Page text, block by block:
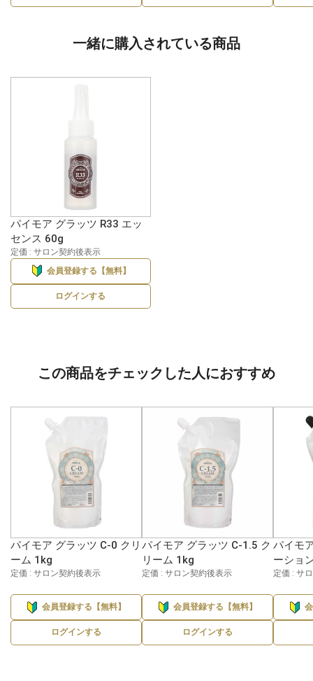
一緒に購入されている商品
パイモア グラッツ R33 エッ
センス 60g
定価 : サロン契約後表示
会員登録する【無料】
ログインする
この商品をチェックした人におすすめ
パイモア グラッツ C-0 クリ
ーム 1kg
定価 : サロン契約後表示
会員登録する【無料】
ログインする
パイモア グラッツ C-1.5 ク
リーム 1kg
定価 : サロン契約後表示
会員登録する【無料】
ログインする
パイモ
ーショ
定価 : サ